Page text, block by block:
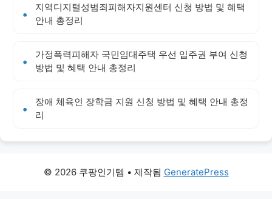
지역디지털성범죄피해자지원센터 신청 방법 및 혜택
안내 총정리
가정폭력피해자 국민임대주택 우선 입주권 부여 신청
방법 및 혜택 안내 총정리
장애 체육인 장학금 지원 신청 방법 및 혜택 안내 총정
리
© 2026 쿠팡인기템 • 제작됨 GeneratePress